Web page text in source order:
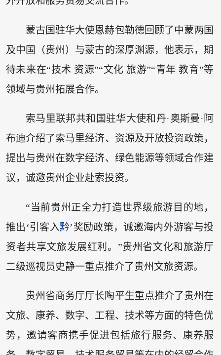
蒙古国驻华大使恩赫包勒德回顾了中蒙两国
及中国（贵州）与蒙古的深厚渊源，他表示，期
待未来在“技术 资源”“文化 旅游”“青年 教育”等
领域与贵州拓展合作。
索马里联邦共和国驻华大使和丹·奥斯曼·阿
布迪介绍了索马里经济、资源及开放投资政策，
提出与贵州在数字经济、绿色能源等领域合作建
议，诚邀贵州企业赴索投资。
“当前贵州正全力打造世界级旅游目的地，
推出‘引客入黔’奖励政策，诚邀海内外游客与投
资者共享文旅发展红利。”贵州省文化和旅游厅
二级巡视员史静一重点推介了贵州文旅资源。
贵州省商务厅厅长陶平生重点推介了贵州在
文旅、康养、数字、工程、技术等方面的特色优
势，邀请客商携手促进包括旅行服务、康养服